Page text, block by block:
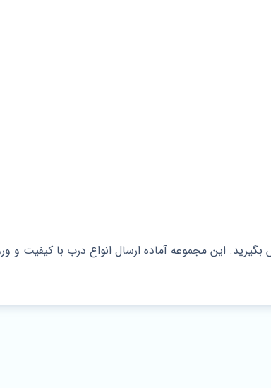
این مجموعه آماده ارسال انواع درب با کیفیت و